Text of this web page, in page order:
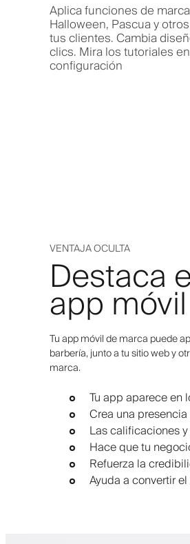
Aplica funciones de
Halloween, Pascua y
tus clientes. Cambia
clics. Mira los tutoriales
configuración
VENTAJA OCULTA
Destaca
app móvil
Tu app móvil de marca puede
barbería, junto a tu sitio web y
marca.
Tu app aparece en
Crea una
Las calificaciones
Hace que tu
Refuerza la
Ayuda a convertir